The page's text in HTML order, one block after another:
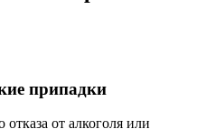
припадки
от алкоголя или